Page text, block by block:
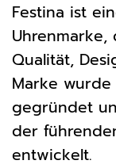
Festina ist
Qualität,
Marke
gegründet
der
entwickelt.